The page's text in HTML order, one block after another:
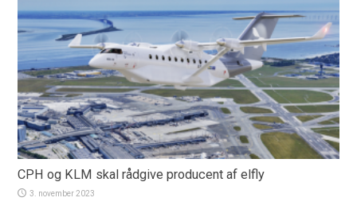
CPH og KLM skal rådgive producent af elfly
3. november 2023